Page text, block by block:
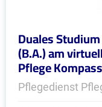
Duales
(B.A.) am
Pflege
Pflegedienst